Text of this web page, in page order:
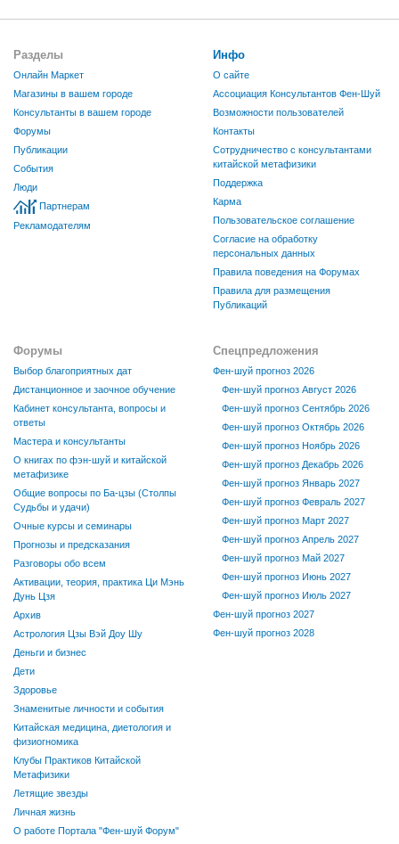
Разделы
Онлайн Маркет
Магазины в вашем городе
Консультанты в вашем городе
Форумы
Публикации
События
Люди
Партнерам
Рекламодателям
Инфо
О сайте
Ассоциация Консультантов Фен-Шуй
Возможности пользователей
Контакты
Сотрудничество с консультантами
китайской метафизики
Поддержка
Карма
Пользовательское соглашение
Согласие на обработку
персональных данных
Правила поведения на Форумах
Правила для размещения
Публикаций
Форумы
Выбор благоприятных дат
Дистанционное и заочное обучение
Кабинет консультанта, вопросы и
ответы
Мастера и консультанты
О книгах по фэн-шуй и китайской
метафизике
Общие вопросы по Ба-цзы (Столпы
Судьбы и удачи)
Очные курсы и семинары
Прогнозы и предсказания
Разговоры обо всем
Активации, теория, практика Ци Мэнь
Дунь Цзя
Архив
Астрология Цзы Вэй Доу Шу
Деньги и бизнес
Дети
Здоровье
Знаменитые личности и события
Китайская медицина, диетология и
физиогномика
Клубы Практиков Китайской
Метафизики
Летящие звезды
Личная жизнь
О работе Портала "Фен-шуй Форум"
Спецпредложения
Фен-шуй прогноз 2026
Фен-шуй прогноз Август 2026
Фен-шуй прогноз Сентябрь 2026
Фен-шуй прогноз Октябрь 2026
Фен-шуй прогноз Ноябрь 2026
Фен-шуй прогноз Декабрь 2026
Фен-шуй прогноз Январь 2027
Фен-шуй прогноз Февраль 2027
Фен-шуй прогноз Март 2027
Фен-шуй прогноз Апрель 2027
Фен-шуй прогноз Май 2027
Фен-шуй прогноз Июнь 2027
Фен-шуй прогноз Июль 2027
Фен-шуй прогноз 2027
Фен-шуй прогноз 2028